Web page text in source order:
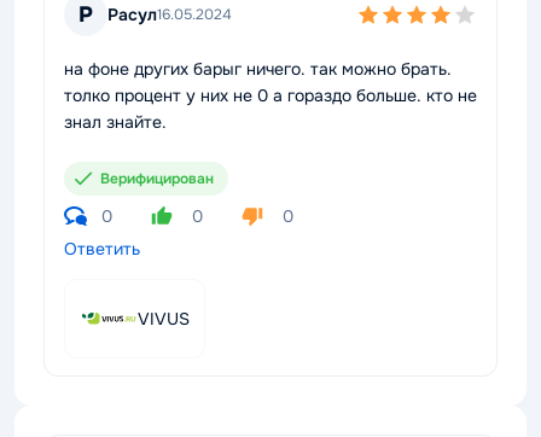
Р Расул16.05.2024
на фоне других барыг ничего. так можно брать.
толко процент у них не 0 а гораздо больше. кто не
знал знайте.
Верифицирован
0 0
0
Ответить
VIVUS